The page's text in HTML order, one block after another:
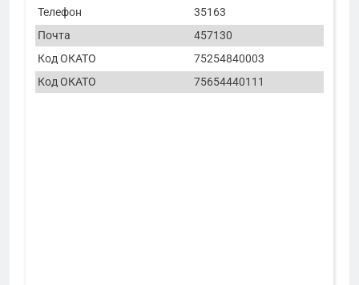
Телефон
35163
Почта
457130
Код ОКАТО
75254840003
Код ОКАТО
75654440111